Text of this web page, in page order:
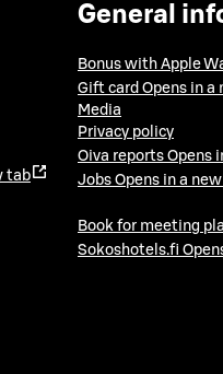
tab
General
Bonus with Apple
Gift card Opens in a
Media
Privacy policy
Oiva reports Opens
Jobs Opens in a
Book for meeting
Sokoshotels.fi